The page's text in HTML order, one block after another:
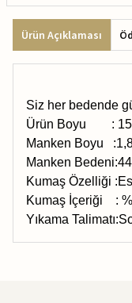
Ürün Açıklaması
Siz her bedende
Ürün Boyu :
Manken Boyu
Manken
Kumaş Özelliği
Kumaş İçeriği :
Yıkama